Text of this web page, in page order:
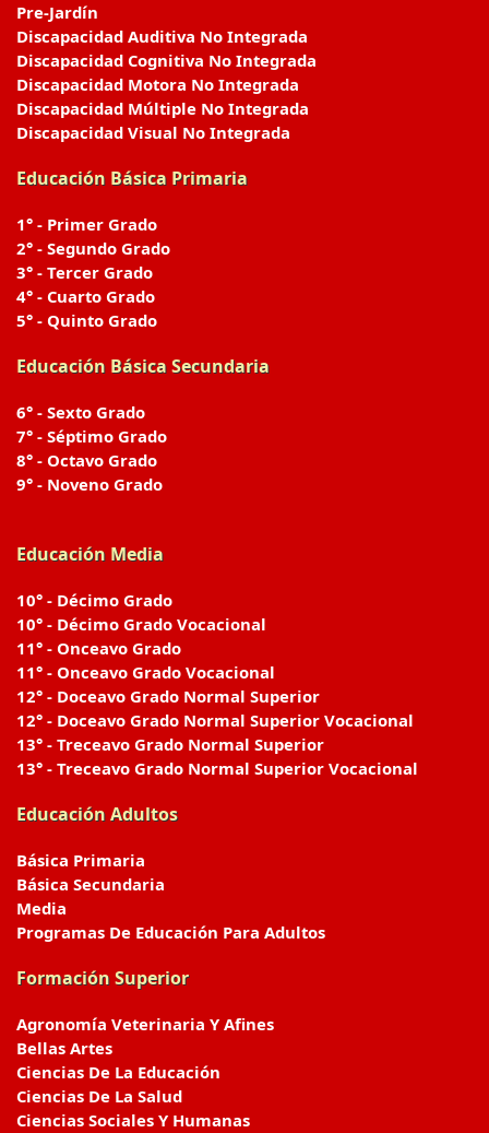
Pre-Jardín
Discapacidad Auditiva No Integrada
Discapacidad Cognitiva No Integrada
Discapacidad Motora No Integrada
Discapacidad Múltiple No Integrada
Discapacidad Visual No Integrada
Educación Básica Primaria
1° - Primer Grado
2° - Segundo Grado
3° - Tercer Grado
4° - Cuarto Grado
5° - Quinto Grado
Educación Básica Secundaria
6° - Sexto Grado
7° - Séptimo Grado
8° - Octavo Grado
9° - Noveno Grado
Educación Media
10° - Décimo Grado
10° - Décimo Grado Vocacional
11° - Onceavo Grado
11° - Onceavo Grado Vocacional
12° - Doceavo Grado Normal Superior
12° - Doceavo Grado Normal Superior Vocacional
13° - Treceavo Grado Normal Superior
13° - Treceavo Grado Normal Superior Vocacional
Educación Adultos
Básica Primaria
Básica Secundaria
Media
Programas De Educación Para Adultos
Formación Superior
Agronomía Veterinaria Y Afines
Bellas Artes
Ciencias De La Educación
Ciencias De La Salud
Ciencias Sociales Y Humanas